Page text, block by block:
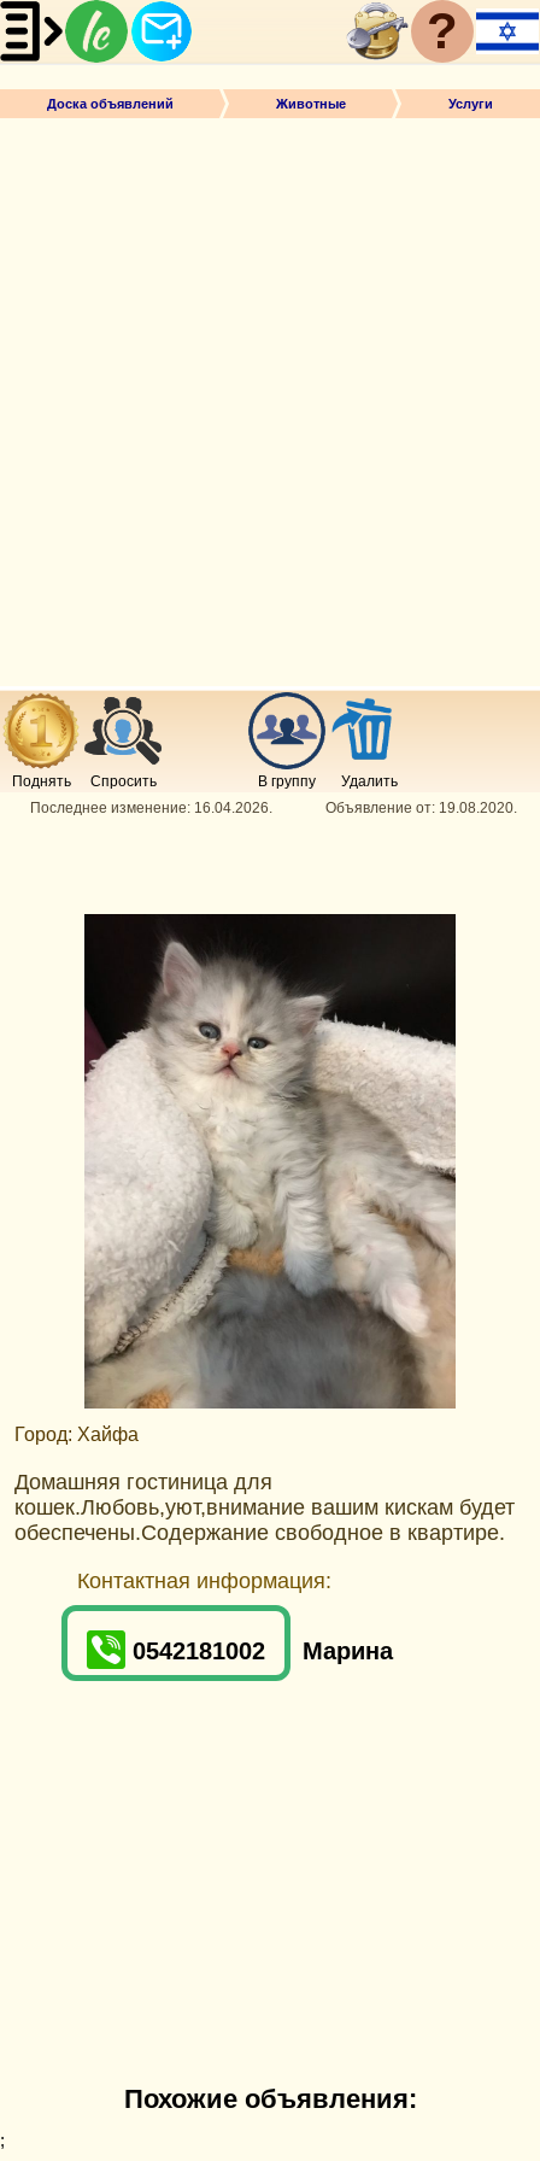
?
Доска объявлений Животные Услуги
Поднять Спросить В группу
Удалить
Последнее изменение: 16.04.2026. Объявление от: 19.08.2020.
Город: Хайфа
Домашняя гостиница для
кошек.Любовь,уют,внимание вашим кискам будет
обеспечены.Содержание свободное в квартире.
Контактная информация:
0542181002 Марина
Похожие объявления:
;